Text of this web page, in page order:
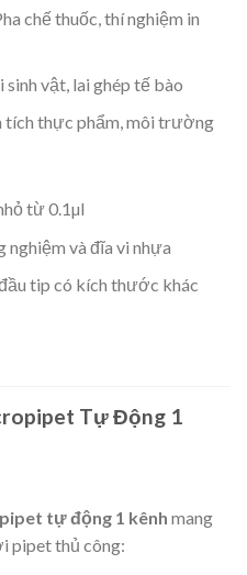
chế thuốc, thí nghiệm in
sinh vật, lai ghép tế bào
tích thực phẩm, môi trường
từ 0.1µl
nghiệm và đĩa vi nhựa
tip có kích thước khác
Tự Động 1
tự động 1 kênh mang
pipet thủ công: